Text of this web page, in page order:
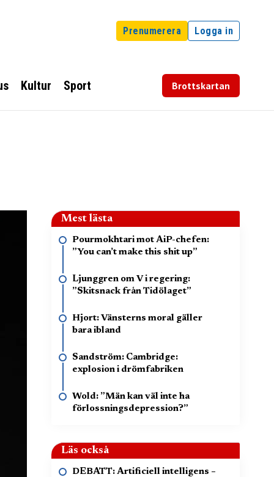
Prenumerera Logga in
Kultur Sport Brottskartan
Mest lästa
Pourmokhtari mot AiP-chefen:
”You can’t make this shit up”
Ljunggren om V i regering:
”Skitsnack från Tidölaget”
Hjort: Vänsterns moral gäller
bara ibland
Sandström: Cambridge:
explosion i drömfabriken
Wold: ”Män kan väl inte ha
förlossningsdepression?”
Läs också
DEBATT: Artificiell intelligens –